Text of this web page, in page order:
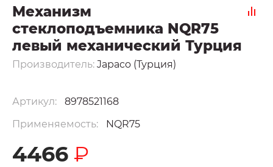
Механизм
стеклоподъемника NQR75
левый механический Турция
Производитель: Japaco (Турция)
Артикул:
8978521168
Применяемость:
NQR75
4466 ₽